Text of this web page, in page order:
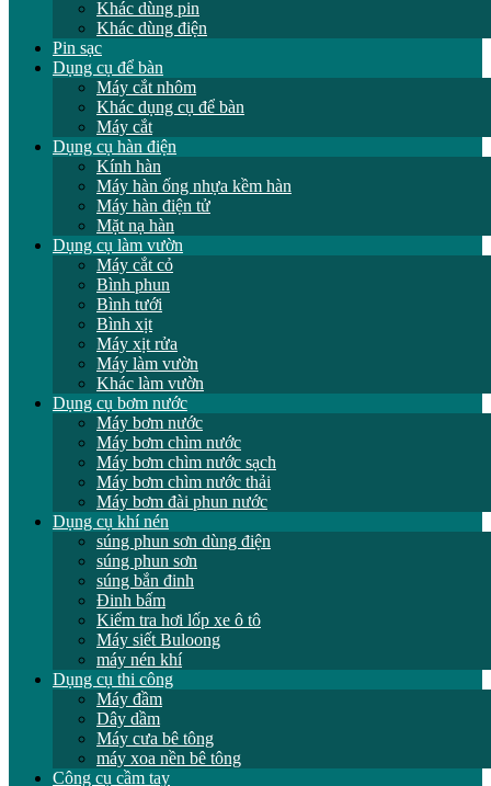
Khác dùng pin
Khác dùng điện
Pin sạc
Dụng cụ để bàn
Máy cắt nhôm
Khác dụng cụ để bàn
Máy cắt
Dụng cụ hàn điện
Kính hàn
Máy hàn ống nhựa kềm hàn
Máy hàn điện tử
Mặt nạ hàn
Dụng cụ làm vườn
Máy cắt cỏ
Bình phun
Bình tưới
Bình xịt
Máy xịt rửa
Máy làm vườn
Khác làm vườn
Dụng cụ bơm nước
Máy bơm nước
Máy bơm chìm nước
Máy bơm chìm nước sạch
Máy bơm chìm nước thải
Máy bơm đài phun nước
Dụng cụ khí nén
súng phun sơn dùng điện
súng phun sơn
súng bắn đinh
Đinh bấm
Kiểm tra hơi lốp xe ô tô
Máy siết Buloong
máy nén khí
Dụng cụ thi công
Máy đầm
Dây dầm
Máy cưa bê tông
máy xoa nền bê tông
Công cụ cầm tay